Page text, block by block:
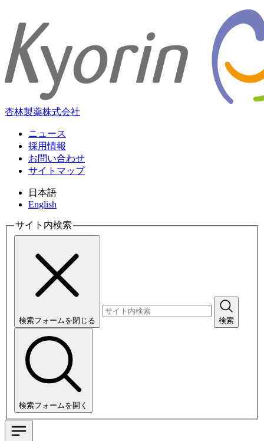
杏林製薬株式会社
ニュース
採用情報
お問い合わせ
サイトマップ
日本語
English
サイト内検索
検索フォームを閉じる 検索
検索フォームを開く